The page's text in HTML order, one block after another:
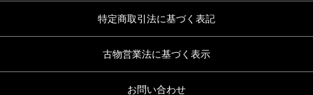
特定商取引法に基づく表記
古物営業法に基づく表示
お問い合わせ